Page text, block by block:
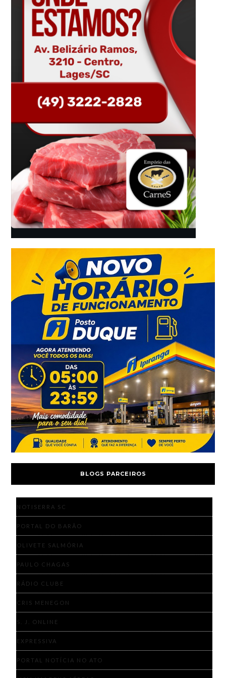
BLOGS PARCEIROS
NOTISERRA SC
PORTAL DO BARÃO
OLIVETE SALMÓRIA
PAULO CHAGAS
RÁDIO CLUBE
CRIS MENEGON
S. J. ONLINE
EXPRESSIVA
PORTAL NOTÍCIA NO ATO